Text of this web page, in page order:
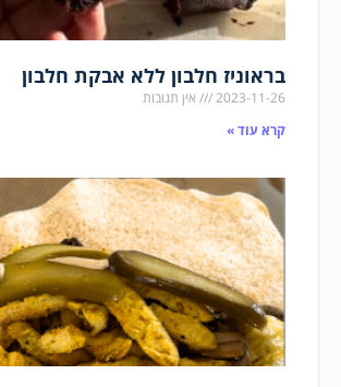
בראוניז חלבון ללא אבקת חלבון
2023-11-26
אין תגובות
קרא עוד »